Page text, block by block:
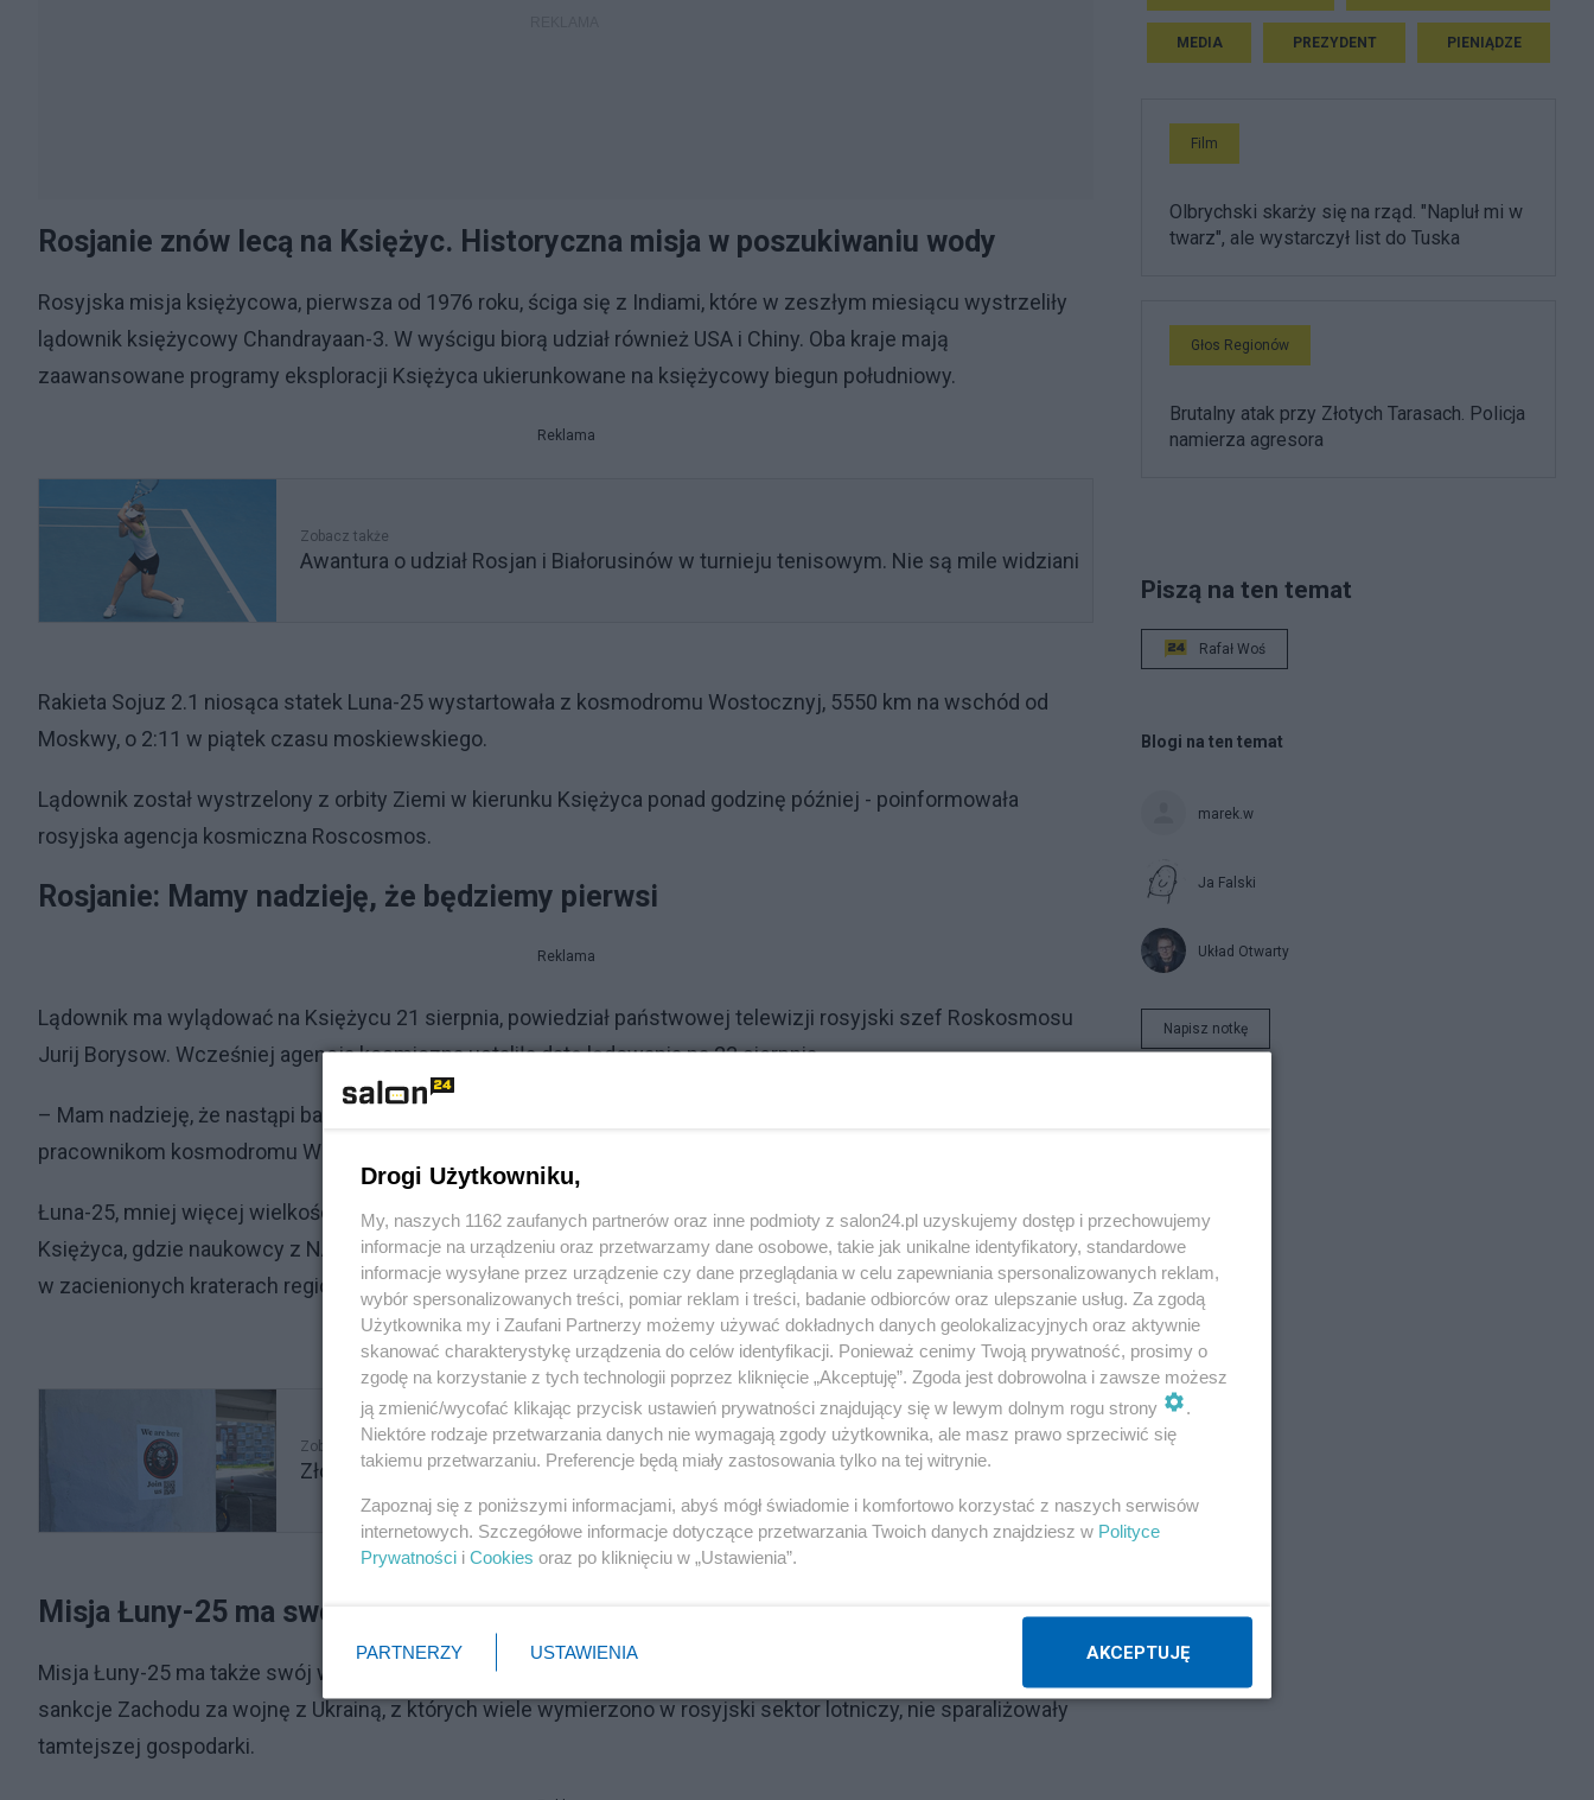
Rosjanie znów lecą na Księżyc. Historyczna misja w poszukiwaniu wody
Rosyjska misja księżycowa, pierwsza od 1976 roku, ściga się z Indiami, które w zeszłym miesiącu wystrzeliły
lądownik księżycowy Chandrayaan-3. W wyścigu biorą udział również USA i Chiny. Oba kraje mają
zaawansowane programy eksploracji Księżyca ukierunkowane na księżycowy biegun południowy.
Reklama
Zobacz także
Awantura o udział Rosjan i Białorusinów w turnieju tenisowym. Nie są mile widziani
Rakieta Sojuz 2.1 niosąca statek Luna-25 wystartowała z kosmodromu Wostocznyj, 5550 km na wschód od
Moskwy, o 2:11 w piątek czasu moskiewskiego.
Lądownik został wystrzelony z orbity Ziemi w kierunku Księżyca ponad godzinę później - poinformowała
rosyjska agencja kosmiczna Roscosmos.
Rosjanie: Mamy nadzieję, że będziemy pierwsi
Reklama
Lądownik ma wylądować na Księżycu 21 sierpnia, powiedział państwowej telewizji rosyjski szef Roskosmosu
Jurij Borysow. Wcześniej agencja kosmiczna ustaliła datę lądowania na 23 sierpnia.
– Mam nadzieję, że nastąpi bardzo precyzyjne miękkie lądowanie na Księżycu – powiedział Borysow
pracownikom kosmodromu Wostocznyj po starcie. – Mamy nadzieję, że będziemy pierwsi – dodał
Łuna-25, mniej więcej wielkości małego samochodu, będzie działać przez rok na biegunie południowym
Księżyca, gdzie naukowcy z NASA i innych agencji kosmicznych wykryli w ostatnich latach ślady lodu wodnego
w zacienionych kraterach regionu.
Reklama
Zobacz także
Złowrogi znak na polskich ulicach. Wagnerowcy na nalepkach: "Jesteśmy tutaj"
Misja Łuny-25 ma swój wymiar propagandowy
Misja Łuny-25 ma także swój wymiar propagandowy. Kreml chce potwierdzić tym sposobem swoje tezy, że
sankcje Zachodu za wojnę z Ukrainą, z których wiele wymierzono w rosyjski sektor lotniczy, nie sparaliżowały
tamtejszej gospodarki.
MEDIA PREZYDENT PIENIĄDZE
Film
Olbrychski skarży się na rząd. "Napluł mi w
twarz", ale wystarczył list do Tuska
Głos Regionów
Brutalny atak przy Złotych Tarasach. Policja
namierza agresora
Piszą na ten temat
Rafał Woś
Blogi na ten temat
marek.w
Ja Falski
Układ Otwarty
Napisz notkę
Drogi Użytkowniku,
My, naszych 1162 zaufanych partnerów oraz inne podmioty z salon24.pl uzyskujemy dostęp i przechowujemy
informacje na urządzeniu oraz przetwarzamy dane osobowe, takie jak unikalne identyfikatory, standardowe
informacje wysyłane przez urządzenie czy dane przeglądania w celu zapewniania spersonalizowanych reklam,
wybór spersonalizowanych treści, pomiar reklam i treści, badanie odbiorców oraz ulepszanie usług. Za zgodą
Użytkownika my i Zaufani Partnerzy możemy używać dokładnych danych geolokalizacyjnych oraz aktywnie
skanować charakterystykę urządzenia do celów identyfikacji. Ponieważ cenimy Twoją prywatność, prosimy o
zgodę na korzystanie z tych technologii poprzez kliknięcie „Akceptuję”. Zgoda jest dobrowolna i zawsze możesz
ją zmienić/wycofać klikając przycisk ustawień prywatności znajdujący się w lewym dolnym rogu strony
.
Niektóre rodzaje przetwarzania danych nie wymagają zgody użytkownika, ale masz prawo sprzeciwić się
takiemu przetwarzaniu. Preferencje będą miały zastosowania tylko na tej witrynie.
Zapoznaj się z poniższymi informacjami, abyś mógł świadomie i komfortowo korzystać z naszych serwisów
internetowych. Szczegółowe informacje dotyczące przetwarzania Twoich danych znajdziesz w Polityce
Prywatności i Cookies oraz po kliknięciu w „Ustawienia”.
PARTNERZY USTAWIENIA AKCEPTUJĘ